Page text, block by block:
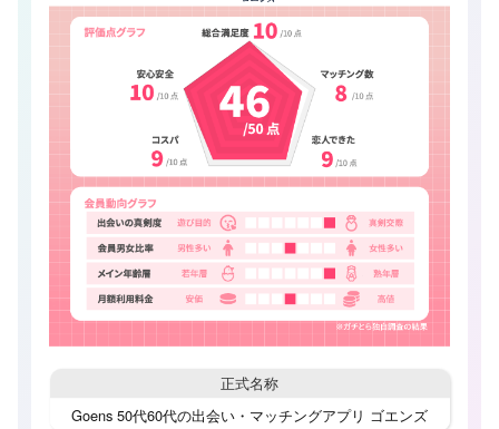
正式名称
Goens 50代60代の出会い・マッチングアプリ ゴエンズ